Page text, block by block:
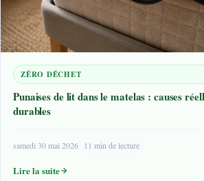
ZÉRO DÉCHET
Punaises de lit dans le matelas : causes
durables
samedi 30 mai 2026 11 min de lecture
Lire la suite